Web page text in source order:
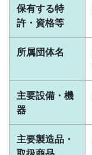
保有する特
許・資格等
所属団体名
主要設備・機
器
主要製造品・